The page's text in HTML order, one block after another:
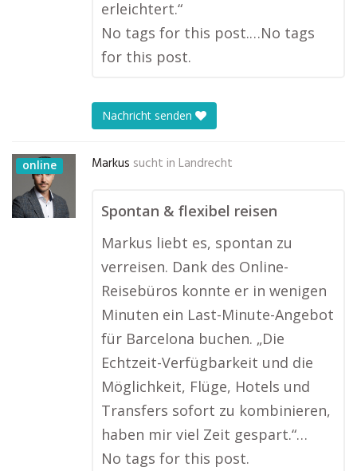
erleichtert.“
No tags for this post.…No tags
for this post.
Nachricht senden
online Markus sucht in Landrecht
Spontan & flexibel reisen
Markus liebt es, spontan zu
verreisen. Dank des Online-
Reisebüros konnte er in wenigen
Minuten ein Last-Minute-Angebot
für Barcelona buchen. „Die
Echtzeit-Verfügbarkeit und die
Möglichkeit, Flüge, Hotels und
Transfers sofort zu kombinieren,
haben mir viel Zeit gespart.“…
No tags for this post.